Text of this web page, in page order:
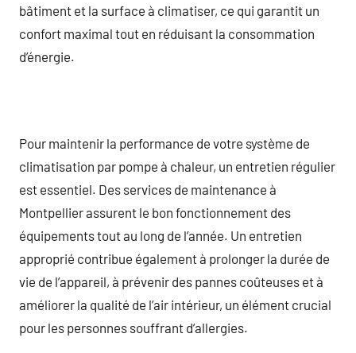
bâtiment et la surface à climatiser, ce qui garantit un
confort maximal tout en réduisant la consommation
d’énergie.
Pour maintenir la performance de votre système de
climatisation par pompe à chaleur, un entretien régulier
est essentiel. Des services de maintenance à
Montpellier assurent le bon fonctionnement des
équipements tout au long de l’année. Un entretien
approprié contribue également à prolonger la durée de
vie de l’appareil, à prévenir des pannes coûteuses et à
améliorer la qualité de l’air intérieur, un élément crucial
pour les personnes souffrant d’allergies.